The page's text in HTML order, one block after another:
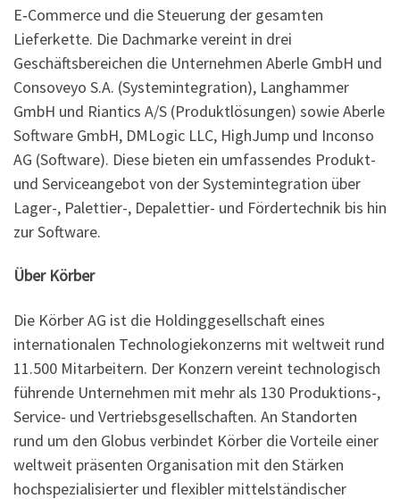
E‑Commerce und die Steuerung der gesamten
Lieferkette. Die Dachmarke vereint in drei
Geschäftsbereichen die Unternehmen Aberle GmbH und
Consoveyo S.A. (Systemintegration), Langhammer
GmbH und Riantics A/S (Produktlösungen) sowie Aberle
Software GmbH, DMLogic LLC, HighJump und Inconso
AG (Software). Diese bieten ein umfassendes Produkt-
und Serviceangebot von der Systemintegration über
Lager-, Palettier-, Depalettier- und Fördertechnik bis hin
zur Software.
Über Körber
Die Körber AG ist die Holdinggesellschaft eines
internationalen Technologiekonzerns mit weltweit rund
11.500 Mitarbeitern. Der Konzern vereint technologisch
führende Unternehmen mit mehr als 130 Produktions-,
Service- und Vertriebsgesellschaften. An Standorten
rund um den Globus verbindet Körber die Vorteile einer
weltweit präsenten Organisation mit den Stärken
hochspezialisierter und flexibler mittelständischer